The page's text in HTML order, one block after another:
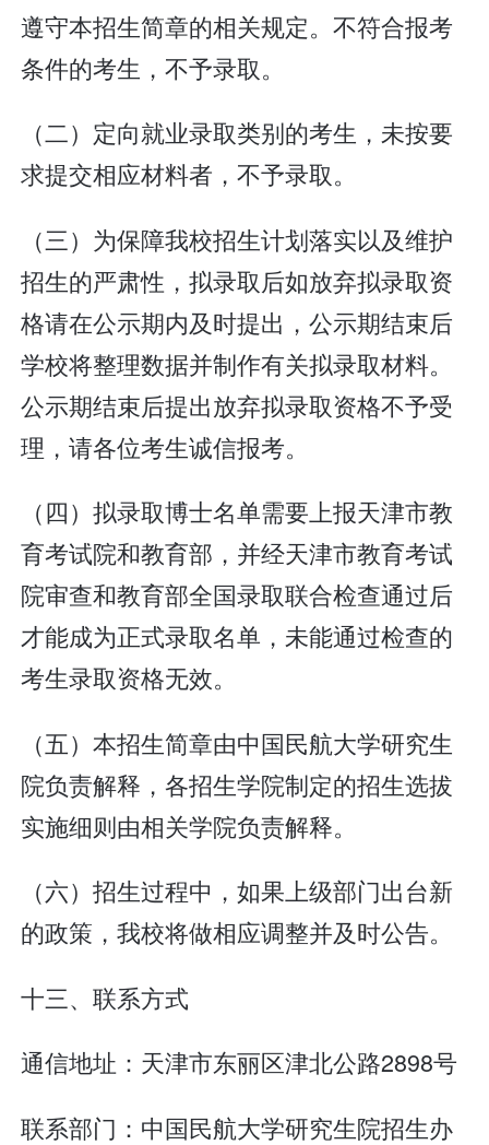
遵守本招生简章的相关规定。不符合报考
条件的考生，不予录取。
（二）定向就业录取类别的考生，未按要
求提交相应材料者，不予录取。
（三）为保障我校招生计划落实以及维护
招生的严肃性，拟录取后如放弃拟录取资
格请在公示期内及时提出，公示期结束后
学校将整理数据并制作有关拟录取材料。
公示期结束后提出放弃拟录取资格不予受
理，请各位考生诚信报考。
（四）拟录取博士名单需要上报天津市教
育考试院和教育部，并经天津市教育考试
院审查和教育部全国录取联合检查通过后
才能成为正式录取名单，未能通过检查的
考生录取资格无效。
（五）本招生简章由中国民航大学研究生
院负责解释，各招生学院制定的招生选拔
实施细则由相关学院负责解释。
（六）招生过程中，如果上级部门出台新
的政策，我校将做相应调整并及时公告。
十三、联系方式
通信地址：天津市东丽区津北公路2898号
联系部门：中国民航大学研究生院招生办